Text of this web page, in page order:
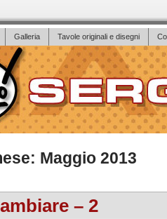
Galleria Tavole originali e disegni
Maggio 2013
– 2